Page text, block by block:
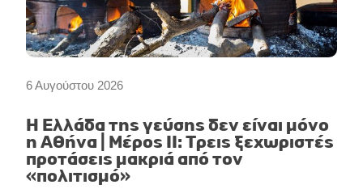
6 Αυγούστου 2026
Η Ελλάδα της γεύσης δεν είναι μόνο
η Αθήνα | Μέρος II: Τρεις ξεχωριστές
προτάσεις μακριά από τον
«πολιτισμό»